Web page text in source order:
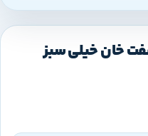
خان خیلی سبز